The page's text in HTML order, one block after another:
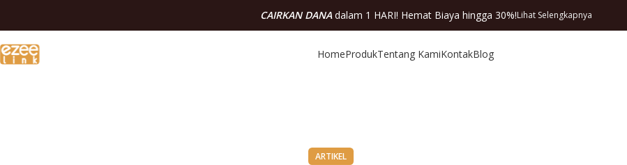
CAIRKAN DANAdalam 1 HARI! Hemat Biaya hingga 30%!Lihat Selengkapnya
HomeProdukTentang KamiKontakBlog
ARTIKEL